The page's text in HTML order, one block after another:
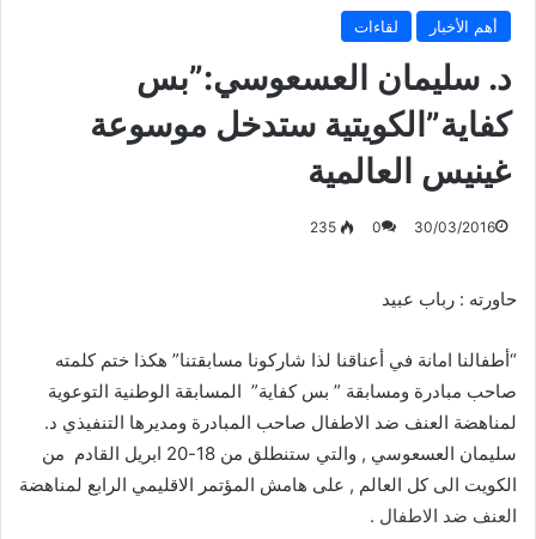
أهم الأخبار لقاءات
د. سليمان العسعوسي:”بس
كفاية”الكويتية ستدخل موسوعة
غينيس العالمية
30/03/2016
0
235
حاورته : رباب عبيد
“أطفالنا امانة في أعناقنا لذا شاركونا مسابقتنا” هكذا ختم كلمته
صاحب مبادرة ومسابقة ” بس كفاية” المسابقة الوطنية التوعوية
لمناهضة العنف ضد الاطفال صاحب المبادرة ومديرها التنفيذي د.
سليمان العسعوسي , والتي ستنطلق من 18-20 ابريل القادم من
الكويت الى كل العالم , على هامش المؤتمر الاقليمي الرابع لمناهضة
العنف ضد الاطفال .